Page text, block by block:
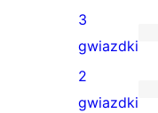
gwiazdkowe
recenzji
4-
0
recenzji
3-
3
gwiazdki
0
2
gwiazdki